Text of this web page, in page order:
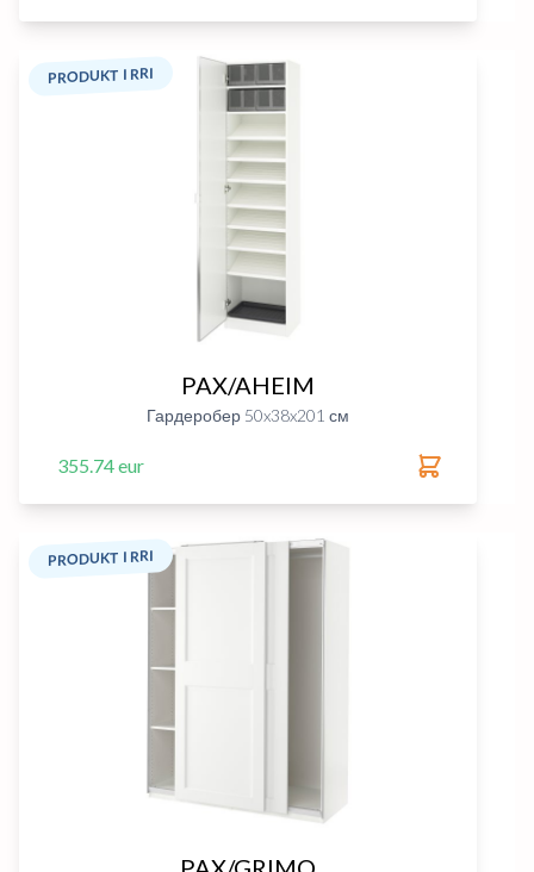
PRODUKT I RRI
PAX/AHEIM
Гардеробер 50x38x201 см
355.74 eur
PRODUKT I RRI